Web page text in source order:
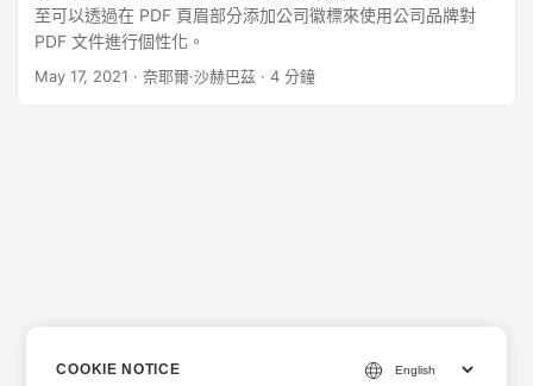
至可以透過在 PDF 頁眉部分添加公司徽標來使用公司品牌對
PDF 文件進行個性化。
May 17, 2021 · 奈耶爾·沙赫巴茲 · 4 分鐘
COOKIE NOTICE